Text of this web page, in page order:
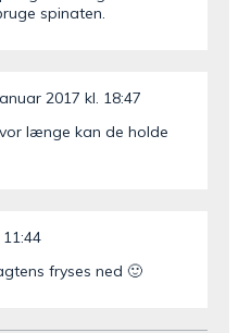
spinaten.
2017 kl. 18:47
længe kan de holde
fryses ned 🙂